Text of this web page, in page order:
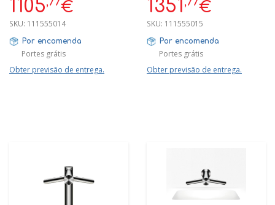
1105 €
SKU: 111555014
Por encomenda
Portes grátis
Obter previsão de entrega.
1351 €
SKU: 111555015
Por encomenda
Portes grátis
Obter previsão de entrega.